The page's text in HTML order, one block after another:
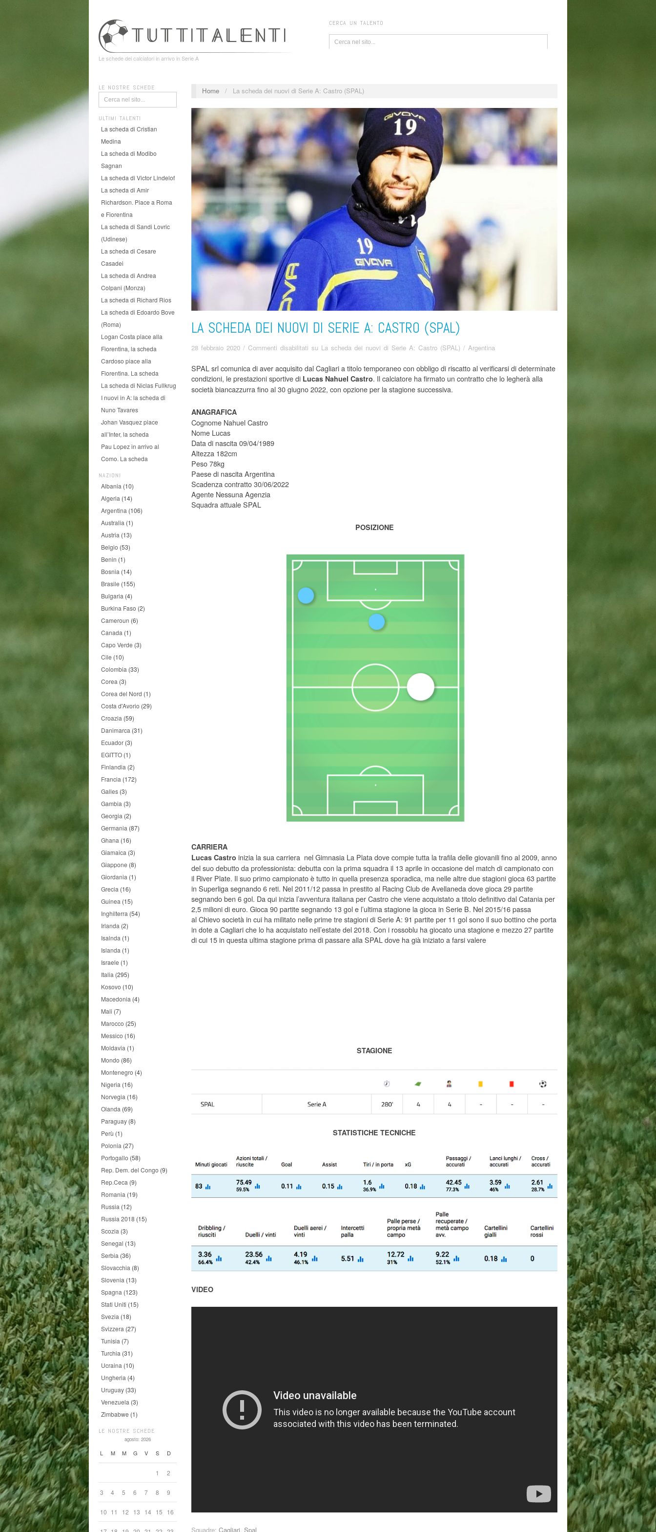
Le schede dei calciatori in arrivo in Serie A
CERCA UN TALENTO
LE NOSTRE SCHEDE
ULTIMI TALENTI
La scheda di Cristian
Medina
La scheda di Modibo
Sagnan
La scheda di Victor Lindelof
La scheda di Amir
Richardson. Piace a Roma
e Fiorentina
La scheda di Sandi Lovric
(Udinese)
La scheda di Cesare
Casadei
La scheda di Andrea
Colpani (Monza)
La scheda di Richard Rios
La scheda di Edoardo Bove
(Roma)
Logan Costa piace alla
Fiorentina, la scheda
Cardoso piace alla
Fiorentina. La scheda
La scheda di Niclas Fullkrug
I nuovi in A: la scheda di
Nuno Tavares
Johan Vasquez piace
all’Inter, la scheda
Pau Lopez in arrivo al
Como. La scheda
NAZIONI
Albania (10)
Algeria (14)
Argentina (106)
Australia (1)
Austria (13)
Belgio (53)
Benin (1)
Bosnia (14)
Brasile (155)
Bulgaria (4)
Burkina Faso (2)
Cameroun (6)
Canada (1)
Capo Verde (3)
Cile (10)
Colombia (33)
Corea (3)
Corea del Nord (1)
Costa d'Avorio (29)
Croazia (59)
Danimarca (31)
Ecuador (3)
EGITTO (1)
Finlandia (2)
Francia (172)
Galles (3)
Gambia (3)
Georgia (2)
Germania (87)
Ghana (16)
Giamaica (3)
Giappone (8)
Giordania (1)
Grecia (16)
Guinea (15)
Inghilterra (54)
Irlanda (2)
Isalnda (1)
Islanda (1)
Israele (1)
Italia (295)
Kosovo (10)
Macedonia (4)
Mali (7)
Marocco (25)
Messico (16)
Moldavia (1)
Mondo (86)
Montenegro (4)
Nigeria (16)
Norvegia (16)
Olanda (69)
Paraguay (8)
Perù (1)
Polonia (27)
Portogallo (58)
Rep. Dem. del Congo (9)
Rep.Ceca (9)
Romania (19)
Russia (12)
Russia 2018 (15)
Scozia (3)
Senegal (13)
Serbia (36)
Slovacchia (8)
Slovenia (13)
Spagna (123)
Stati Uniti (15)
Svezia (18)
Svizzera (27)
Tunisia (7)
Turchia (31)
Ucraina (10)
Ungheria (4)
Uruguay (33)
Venezuela (3)
Zimbabwe (1)
LE NOSTRE SCHEDE
agosto: 2026
L M M G V S D
1 2
3 4 5 6 7 8 9
10 11 12 13 14 15 16
Home / La scheda dei nuovi di Serie A: Castro (SPAL)
LA SCHEDA DEI NUOVI DI SERIE A: CASTRO (SPAL)
28 febbraio 2020 / Commenti disabilitati su La scheda dei nuovi di Serie A: Castro (SPAL) / Argentina
SPAL srl comunica di aver acquisito dal Cagliari a titolo temporaneo con obbligo di riscatto al verificarsi di determinate
condizioni, le prestazioni sportive di Lucas Nahuel Castro. Il calciatore ha firmato un contratto che lo legherà alla
società biancazzurra fino al 30 giugno 2022, con opzione per la stagione successiva.
ANAGRAFICA
Cognome Nahuel Castro
Nome Lucas
Data di nascita 09/04/1989
Altezza 182cm
Peso 78kg
Paese di nascita Argentina
Scadenza contratto 30/06/2022
Agente Nessuna Agenzia
Squadra attuale SPAL
POSIZIONE
CARRIERA
Lucas Castro inizia la sua carriera nel Gimnasia La Plata dove compie tutta la trafila delle giovanili fino al 2009, anno
del suo debutto da professionista: debutta con la prima squadra il 13 aprile in occasione del match di campionato con
il River Plate. Il suo primo campionato è tutto in quella presenza sporadica, ma nelle altre due stagioni gioca 63 partite
in Superliga segnando 6 reti. Nel 2011/12 passa in prestito al Racing Club de Avellaneda dove gioca 29 partite
segnando ben 6 gol. Da qui inizia l’avventura italiana per Castro che viene acquistato a titolo definitivo dal Catania per
2,5 milioni di euro. Gioca 90 partite segnando 13 gol e l’ultima stagione la gioca in Serie B. Nel 2015/16 passa
al Chievo società in cui ha militato nelle prime tre stagioni di Serie A: 91 partite per 11 gol sono il suo bottino che porta
in dote a Cagliari che lo ha acquistato nell’estate del 2018. Con i rossoblu ha giocato una stagione e mezzo 27 partite
di cui 15 in questa ultima stagione prima di passare alla SPAL dove ha già iniziato a farsi valere
STAGIONE
STATISTICHE TECNICHE
VIDEO
Squadre: Cagliari, Spal